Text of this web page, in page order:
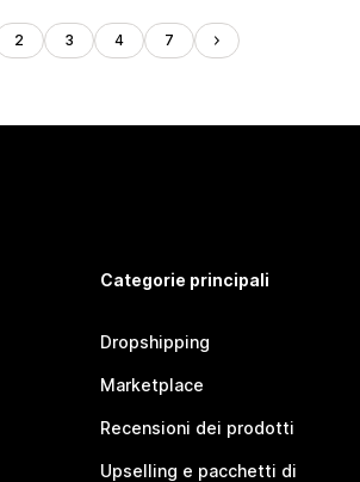
2 3 4 7
Categorie principali
Dropshipping
Marketplace
Recensioni dei prodotti
Upselling e pacchetti di